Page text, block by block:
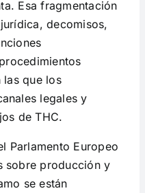
Esa fragmentación
decomisos,
las que los
legales y
de THC.
Parlamento Europeo
sobre producción y
se están